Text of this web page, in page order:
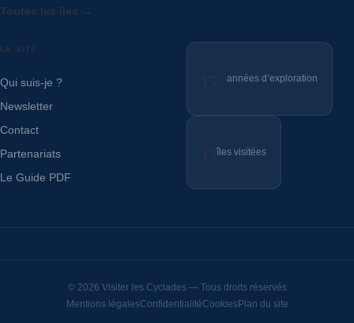
Toutes les îles →
LE SITE
Qui suis-je ?
Newsletter
Contact
Partenariats
Le Guide PDF
15+ années d’exploration
15îles visitées
© 2026 Visiter les Cyclades — Tous droits réservés
Mentions légalesConfidentialitéCookiesPlan du site